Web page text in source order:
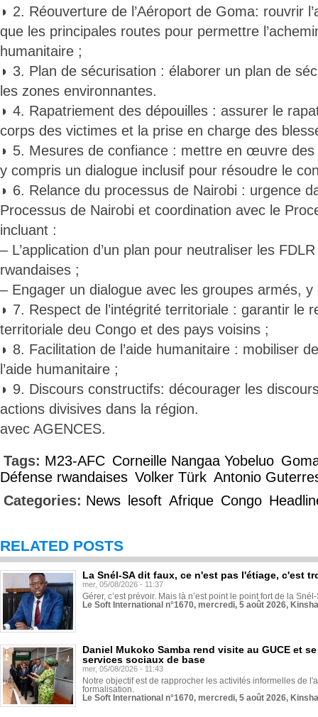
◗ 2. Réouverture de l’Aéroport de Goma: rouvrir
que les principales routes pour permettre
humanitaire ;
◗ 3. Plan de sécurisation : élaborer un plan de
les zones environnantes.
◗ 4. Rapatriement des dépouilles : assurer le
corps des victimes et la prise en charge des
◗ 5. Mesures de confiance : mettre en œuvre
y compris un dialogue inclusif pour résoudre le
◗ 6. Relance du processus de Nairobi : urgence
Processus de Nairobi et coordination avec le
incluant :
– L’application d’un plan pour neutraliser les
rwandaises ;
– Engager un dialogue avec les groupes armés,
◗ 7. Respect de l’intégrité territoriale : garantir le
territoriale deu Congo et des pays voisins ;
◗ 8. Facilitation de l’aide humanitaire : mobiliser
l’aide humanitaire ;
◗ 9. Discours constructifs: décourager les
actions divisives dans la région.
avec AGENCES.
Tags: M23-AFC Corneille Nangaa Yobeluo
Défense rwandaises Volker Türk Antonio
Categories: News lesoft Afrique Congo
RELATED POSTS
La Snél-SA dit faux, ce n'est pas l'étiage, c'est
mer, 05/08/2026 - 11:37
Gérer, c’est prévoir. Mais là n’est point le point fort de la
Le Soft International n°1670, mercredi, 5 août 2026,
Daniel Mukoko Samba rend visite au GUCE et
services sociaux de base
mer, 05/08/2026 - 11:43
Notre objectif est de rapprocher les activités informelles de
formalisation.
Le Soft International n°1670, mercredi, 5 août 2026,